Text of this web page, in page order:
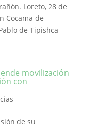
Loreto, 28 de
Cocama de
de Tipishca
movilización
con
de su